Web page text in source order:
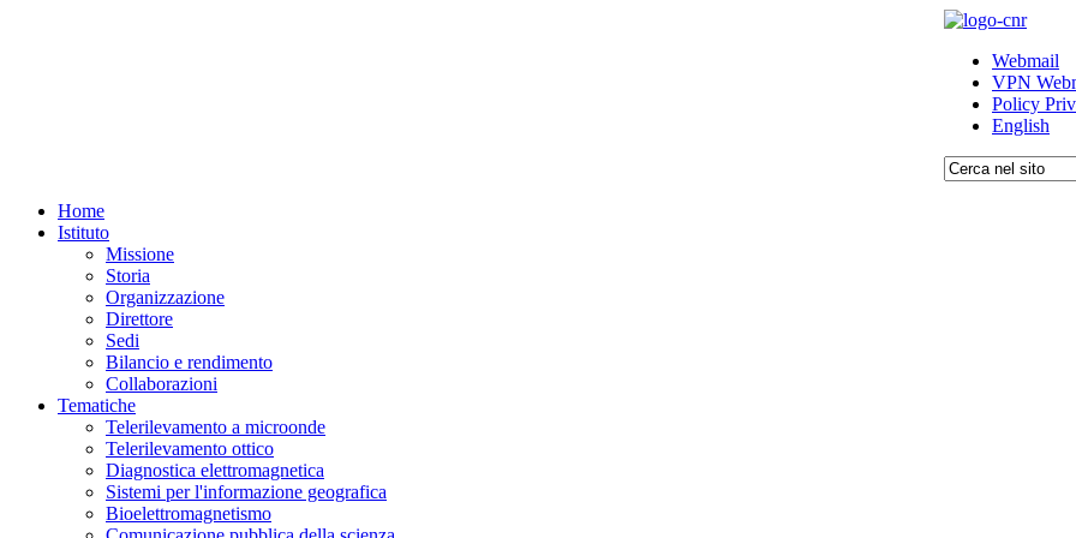
Webmail
VPN
Policy
English
Home
Istituto
Missione
Storia
Organizzazione
Direttore
Sedi
Bilancio e rendimento
Collaborazioni
Tematiche
Telerilevamento a microonde
Telerilevamento ottico
Diagnostica elettromagnetica
Sistemi per l'informazione geografica
Bioelettromagnetismo